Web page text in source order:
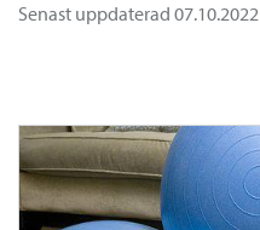
Senast uppdaterad 07.10.2022